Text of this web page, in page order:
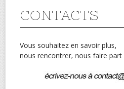
CONTACTS
Vous souhaitez en savoir plus,
nous rencontrer, nous faire part